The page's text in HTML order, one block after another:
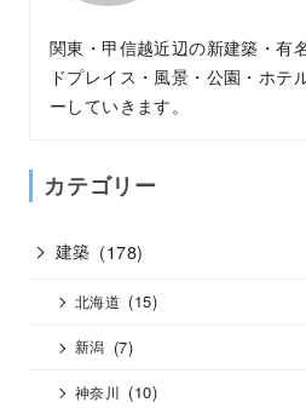
関東・甲信越近辺の新建築・有
ドプレイス・風景・公園・ホテ
ーしていきます。
カテゴリー
建築 (178)
北海道 (15)
新潟 (7)
神奈川 (10)